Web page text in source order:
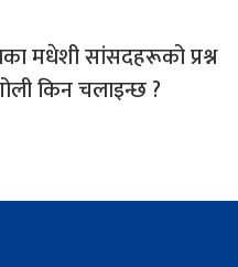
मधेशी सांसदहरूको प्रश्न
किन चलाइन्छ ?